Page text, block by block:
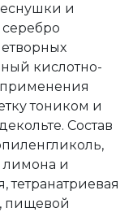
и
кислотно-
тоником и
Состав
лимона и
тетранатриевая
пищевой